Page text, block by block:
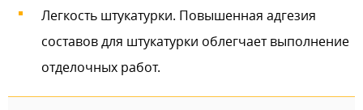
Легкость штукатурки. Повышенная адгезия
составов для штукатурки облегчает выполнение
отделочных работ.